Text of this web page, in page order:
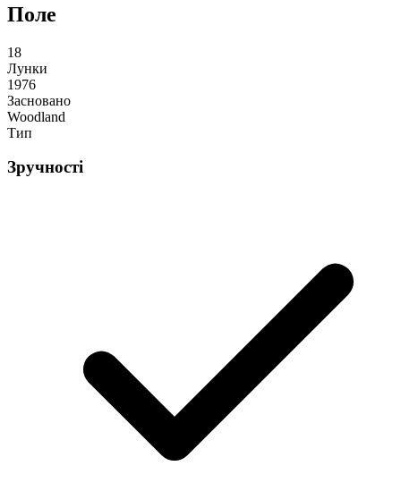
Поле
18
Лунки
1976
Засновано
Woodland
Тип
Зручності